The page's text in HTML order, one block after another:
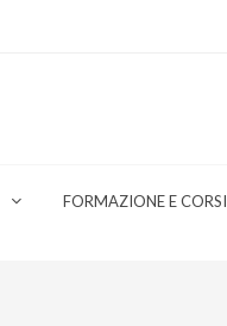
FORMAZIONE E CORSI